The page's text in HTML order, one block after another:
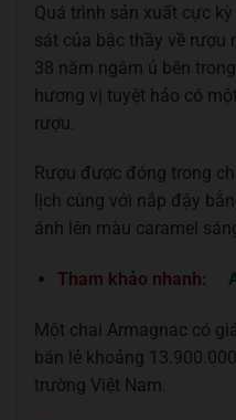
Quá trình sản xuất cực
sát của bậc thầy về rượu
38 năm ngâm ủ bên
hương vị tuyệt hảo có
rượu.
Rượu được đóng trong
lịch cùng với nắp đậy
ánh lên màu caramel
Tham khảo nhanh:
Một chai Armagnac có
bán lẻ khoảng
trường Việt Nam.